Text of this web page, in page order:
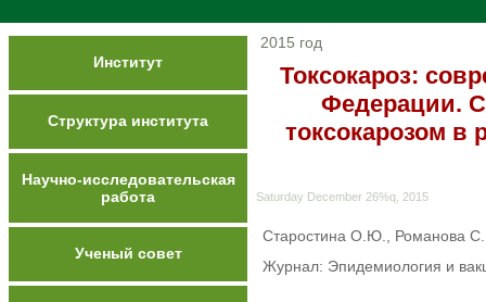
Институт
Структура института
Научно-исследовательская
работа
Ученый совет
2015 год
Токсокароз:
Федерации.
токсокарозом в
Saturday December 26%q, 2015
Старостина О.Ю., Романова
Журнал: Эпидемиология и